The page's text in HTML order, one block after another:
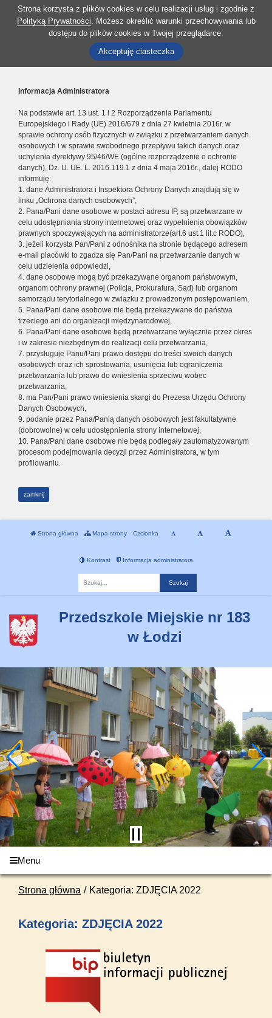
Strona korzysta z plików cookies w celu realizacji usług i zgodnie z
Polityką Prywatności. Możesz określić warunki przechowywania lub
dostępu do plików cookies w Twojej przeglądarce.
Akceptuję ciasteczka
Informacja Administratora
Na podstawie art. 13 ust. 1 i 2 Rozporządzenia Parlamentu
Europejskiego i Rady (UE) 2016/679 z dnia 27 kwietnia 2016r. w
sprawie ochrony osób fizycznych w związku z przetwarzaniem danych
osobowych i w sprawie swobodnego przepływu takich danych oraz
uchylenia dyrektywy 95/46/WE (ogólne rozporządzenie o ochronie
danych), Dz. U. UE. L. 2016.119.1 z dnia 4 maja 2016r., dalej RODO
informuję:
1. dane Administratora i Inspektora Ochrony Danych znajdują się w
linku „Ochrona danych osobowych”,
2. Pana/Pani dane osobowe w postaci adresu IP, są przetwarzane w
celu udostępniania strony internetowej oraz wypełnienia obowiązków
prawnych spoczywających na administratorze(art.6 ust.1 lit.c RODO),
3. jeżeli korzysta Pan/Pani z odnośnika na stronie będącego adresem
e-mail placówki to zgadza się Pan/Pani na przetwarzanie danych w
celu udzielenia odpowiedzi,
4. dane osobowe mogą być przekazywane organom państwowym,
organom ochrony prawnej (Policja, Prokuratura, Sąd) lub organom
samorządu terytorialnego w związku z prowadzonym postępowaniem,
5. Pana/Pani dane osobowe nie będą przekazywane do państwa
trzeciego ani do organizacji międzynarodowej,
6. Pana/Pani dane osobowe będą przetwarzane wyłącznie przez okres
i w zakresie niezbędnym do realizacji celu przetwarzania,
7. przysługuje Panu/Pani prawo dostępu do treści swoich danych
osobowych oraz ich sprostowania, usunięcia lub ograniczenia
przetwarzania lub prawo do wniesienia sprzeciwu wobec
przetwarzania,
8. ma Pan/Pani prawo wniesienia skargi do Prezesa Urzędu Ochrony
Danych Osobowych,
9. podanie przez Pana/Panią danych osobowych jest fakultatywne
(dobrowolne) w celu udostępnienia strony internetowej,
10. Pana/Pani dane osobowe nie będą podlegały zautomatyzowanym
procesom podejmowania decyzji przez Administratora, w tym
profilowaniu.
zamknij
Strona główna Mapa strony Czcionka
Kontrast Informacja administratora
Przedszkole Miejskie nr 183
w Łodzi
Menu
Strona główna Kategoria: ZDJĘCIA 2022
Kategoria: ZDJĘCIA 2022